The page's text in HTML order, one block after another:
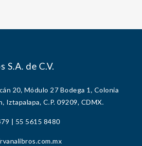
S.A. de C.V.
20, Módulo 27 Bodega 1, Colonia
Iztapalapa, C.P. 09209, CDMX.
| 55 5615 8480